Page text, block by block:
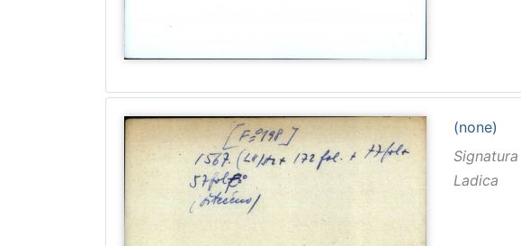
(none)
Signatura
Ladica